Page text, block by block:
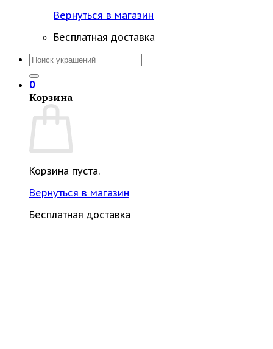
Вернуться в магазин
Бесплатная доставка
Искать:
0
Корзина
Корзина пуста.
Вернуться в магазин
Бесплатная доставка